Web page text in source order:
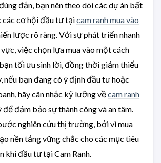
đắn, bạn nên theo dõi các dự án bất
các cơ hội đầu tư tạicam ranh mua vào
lược rõ ràng. Với sự phát triển nhanh
việc chọn lựa mua vào một cách
tối ưu sinh lời, đồng thời giảm thiểu
nếu bạn đang có ý định đầu tư hoặc
hãy cân nhắc kỹ lưỡng vềcam ranh
để đảm bảo sự thành công và an tâm.
nghiên cứu thị trường, bởi vì mua
nền tảng vững chắc cho các mục tiêu
khi đầu tư tại Cam Ranh.